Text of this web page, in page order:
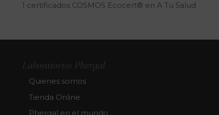
1 certificados COSMOS Ecocert® en A Tu Salud
Laboratorios Phergal
Quienes somos
Tienda Online
Phergal en el mundo